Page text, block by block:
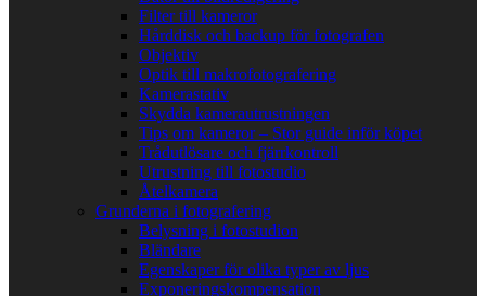
Filter till kameror
Hårddisk och backup för fotografen
Objektiv
Optik till makrofotografering
Kamerastativ
Skydda kamerautrustningen
Tips om kameror – Stor guide inför köpet
Trådutlösare och fjärrkontroll
Utrustning till fotostudio
Åtelkamera
Grunderna i fotografering
Belysning i fotostudion
Bländare
Egenskaper för olika typer av ljus
Exponeringskompensation